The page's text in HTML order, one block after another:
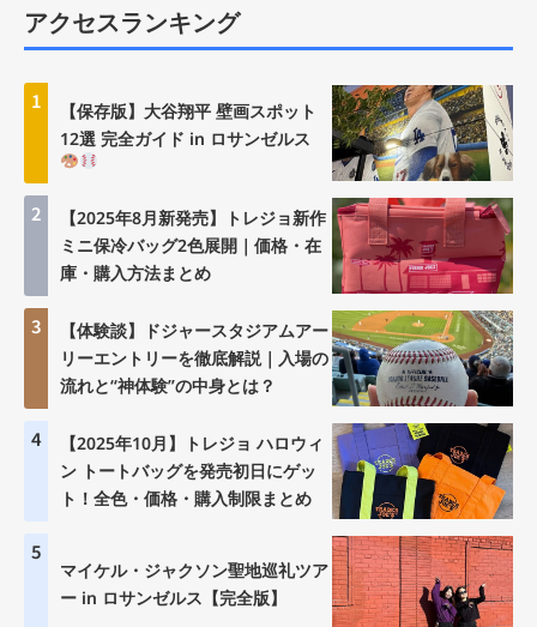
アクセスランキング
1
【保存版】大谷翔平 壁画スポット
12選 完全ガイド in ロサンゼルス
2
【2025年8月新発売】トレジョ新作
ミニ保冷バッグ2色展開｜価格・在
庫・購入方法まとめ
3
【体験談】ドジャースタジアムアー
リーエントリーを徹底解説｜入場の
流れと“神体験”の中身とは？
4
【2025年10月】トレジョ ハロウィ
ン トートバッグを発売初日にゲッ
ト！全色・価格・購入制限まとめ
5
マイケル・ジャクソン聖地巡礼ツア
ー in ロサンゼルス【完全版】